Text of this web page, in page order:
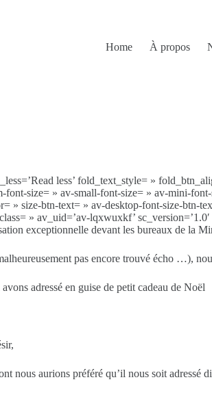
Home
À propos
less’ fold_text_style= »
size= » av-small-font-size= » av-mini-
» size-btn-text= » av-desktop-font-size-btn-
» av_uid=’av-lqxwuxkf’
exceptionnelle devant les bureaux de la
pas encore trouvé écho …),
adressé en guise de petit cadeau de Noël
nous aurions préféré qu’il nous soit adressé